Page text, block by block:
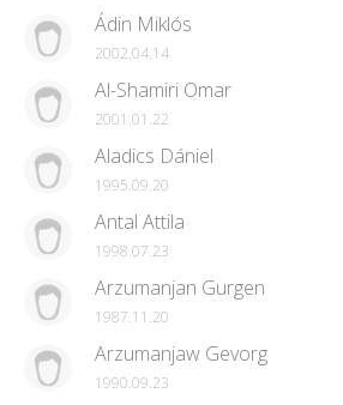
Ádin Miklós
2002.04.14
Al-Shamiri Omar
2001.01.22
Aladics Dániel
1995.09.20
Antal Attila
1998.07.23
Arzumanjan Gurgen
1987.11.20
Arzumanjaw Gevorg
1990.09.23